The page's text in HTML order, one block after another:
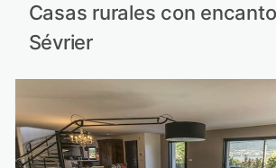
Casas rurales con
Sévrier